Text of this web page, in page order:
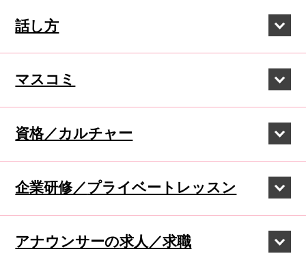
話し方
マスコミ
資格／カルチャー
企業研修／プライベートレッスン
アナウンサーの求人／求職